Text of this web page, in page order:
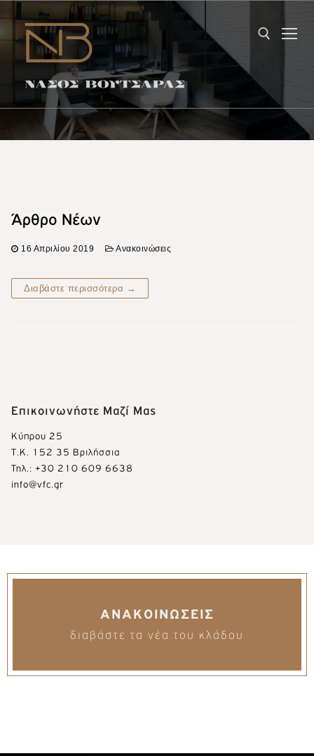
Άρθρο Νέων
16 Απριλίου 2019 Ανακοινώσεις
Διαβάστε περισσότερα →
Επικοινωνήστε Μαζί Μας
Κύπρου 25
Τ.Κ. 152 35 Βριλήσσια
Τηλ.: +30 210 609 6638
info@vfc.gr
ΑΝΑΚΟΙΝΩΣΕΙΣ
διαβάστε τα νέα του κλάδου